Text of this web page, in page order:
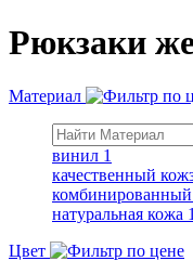
Рюкзаки
Материал
винил 1
качественный
комбинированный
натуральная кожа
Цвет